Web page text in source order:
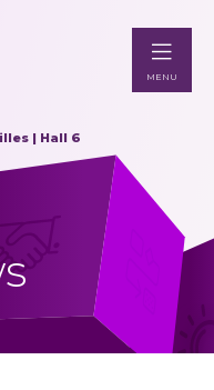
| Hall 6
MENU